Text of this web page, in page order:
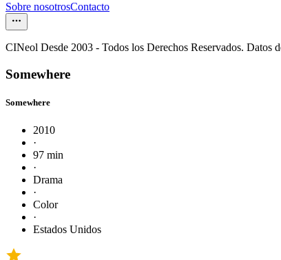
Sobre nosotrosContacto
CINeol Desde 2003 - Todos los Derechos Reservados.
Somewhere
Somewhere
2010
·
97 min
·
Drama
·
Color
·
Estados Unidos